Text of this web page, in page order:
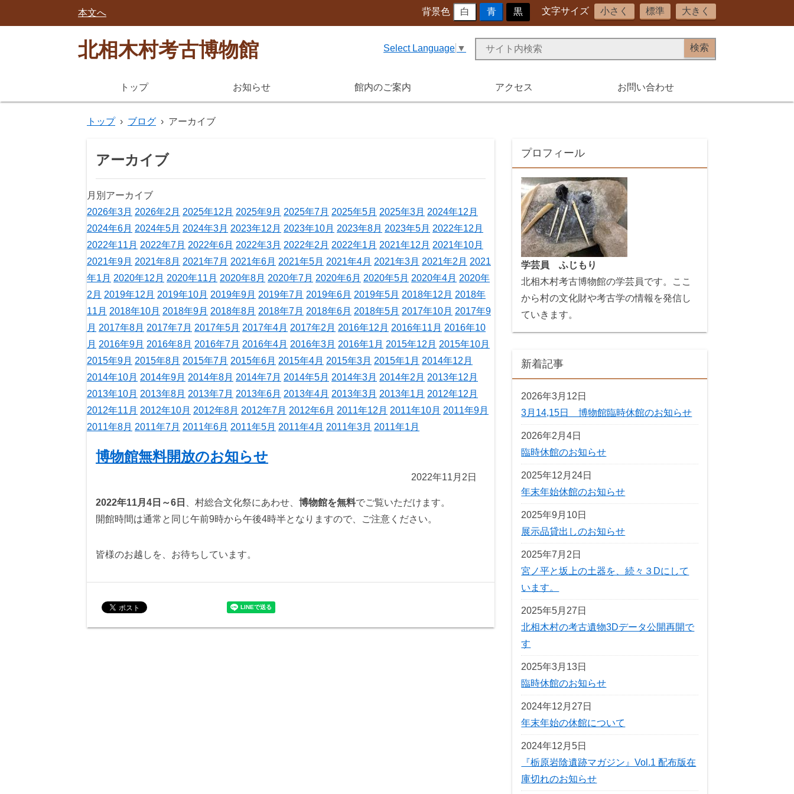
本文へ 文字サイズ 小さく 標準 大きく
背景色 白 青 黒
北相木村考古博物館 Select Language ▼
トップ お知らせ 館内のご案内 アクセス お問い合わせ
トップ › ブログ › アーカイブ
アーカイブ
月別アーカイブ
2026年3月 2026年2月 2025年12月 2025年9月 2025年7月 2025年5月 2025年3月 2024年12月
2024年6月 2024年5月 2024年3月 2023年12月 2023年10月 2023年8月 2023年5月 2022年12月
2022年11月 2022年7月 2022年6月 2022年3月 2022年2月 2022年1月 2021年12月 2021年10月
2021年9月 2021年8月 2021年7月 2021年6月 2021年5月 2021年4月 2021年3月 2021年2月 2021
年1月 2020年12月 2020年11月 2020年8月 2020年7月 2020年6月 2020年5月 2020年4月 2020年
2月 2019年12月 2019年10月 2019年9月 2019年7月 2019年6月 2019年5月 2018年12月 2018年
11月 2018年10月 2018年9月 2018年8月 2018年7月 2018年6月 2018年5月 2017年10月 2017年9
月 2017年8月 2017年7月 2017年5月 2017年4月 2017年2月 2016年12月 2016年11月 2016年10
月 2016年9月 2016年8月 2016年7月 2016年4月 2016年3月 2016年1月 2015年12月 2015年10月
2015年9月 2015年8月 2015年7月 2015年6月 2015年4月 2015年3月 2015年1月 2014年12月
2014年10月 2014年9月 2014年8月 2014年7月 2014年5月 2014年3月 2014年2月 2013年12月
2013年10月 2013年8月 2013年7月 2013年6月 2013年4月 2013年3月 2013年1月 2012年12月
2012年11月 2012年10月 2012年8月 2012年7月 2012年6月 2011年12月 2011年10月 2011年9月
2011年8月 2011年7月 2011年6月 2011年5月 2011年4月 2011年3月 2011年1月
博物館無料開放のお知らせ
2022年11月2日
2022年11月4日～6日 、村総合文化祭にあわせ、 博物館を無料でご覧いただけます。
開館時間は通常と同じ午前9時から午後4時半となりますので、ご注意ください。
皆様のお越しを、お待ちしています。
プロフィール
学芸員 ふじもり
北相木村考古博物館の学芸員です。ここ
から村の文化財や考古学の情報を発信し
ていきます。
新着記事
2026年3月12日
3月14,15日 博物館臨時休館のお知らせ
2026年2月4日
臨時休館のお知らせ
2025年12月24日
年末年始休館のお知らせ
2025年9月10日
展示品貸出しのお知らせ
2025年7月2日
宮ノ平と坂上の土器を、続々３Dにして
います。
2025年5月27日
北相木村の考古遺物3Dデータ公開再開で
す
2025年3月13日
臨時休館のお知らせ
2024年12月27日
年末年始の休館について
2024年12月5日
『栃原岩陰遺跡マガジン』Vol.1 配布版在
庫切れのお知らせ